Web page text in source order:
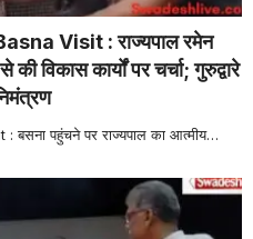
Visit : राज्यपाल रमेन
विकास कार्यों पर चर्चा; गुरुद्वारे
पहुंचने पर राज्यपाल का आत्मीय…